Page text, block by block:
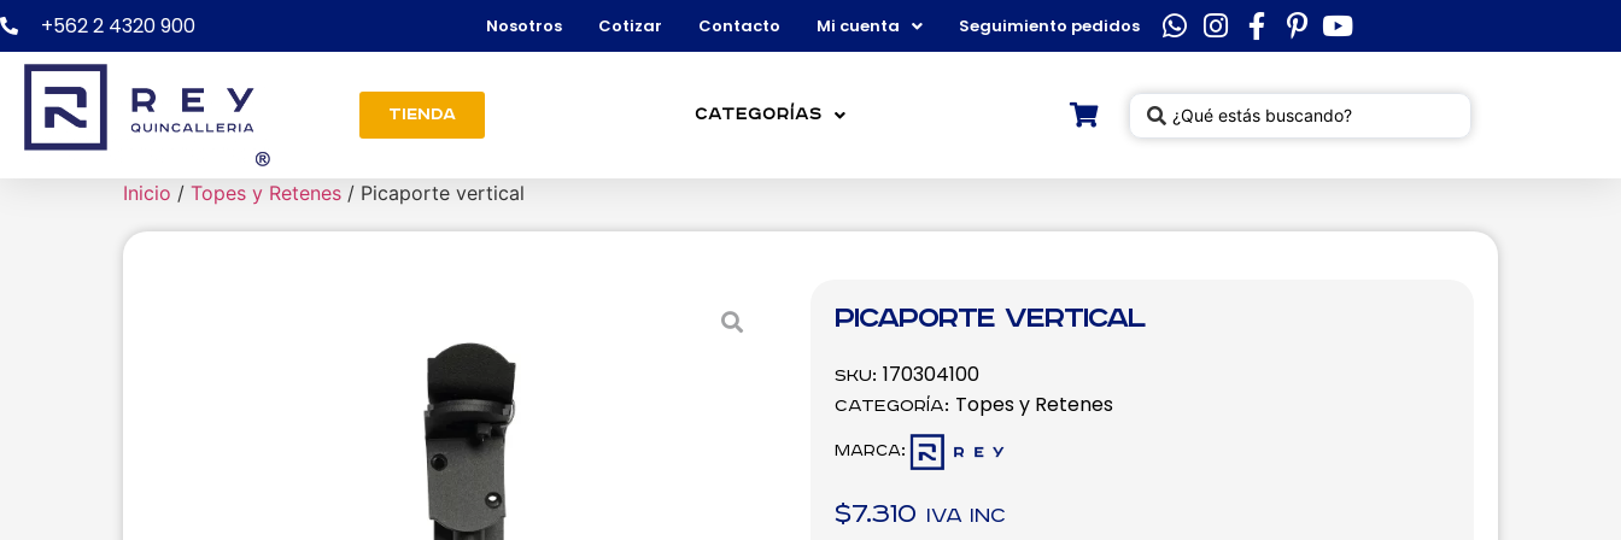
+562 2 4320 900 Nosotros Cotizar Contacto Mi cuenta Seguimiento pedidos
Tienda Categorías
Inicio / Topes y Retenes / Picaporte vertical
Picaporte vertical
SKU: 170304100
Categoría: Topes y Retenes
Marca:
$7.310 IVA inc